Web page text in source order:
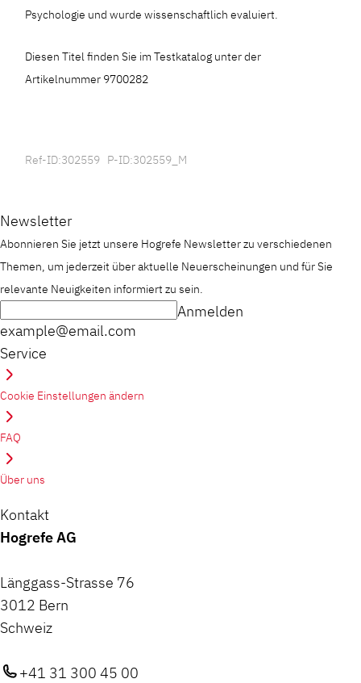
Psychologie und wurde wissenschaftlich evaluiert.
Diesen Titel finden Sie im Testkatalog unter der
Artikelnummer 9700282
Ref-ID:302559 P-ID:302559_M
Newsletter
Abonnieren Sie jetzt unsere Hogrefe Newsletter zu verschiedenen
Themen, um jederzeit über aktuelle Neuerscheinungen und für Sie
relevante Neuigkeiten informiert zu sein.
example@email.com
Anmelden
Service
Cookie Einstellungen ändern
FAQ
Über uns
Kontakt
Hogrefe AG
Länggass-Strasse 76
3012 Bern
Schweiz
+41 31 300 45 00